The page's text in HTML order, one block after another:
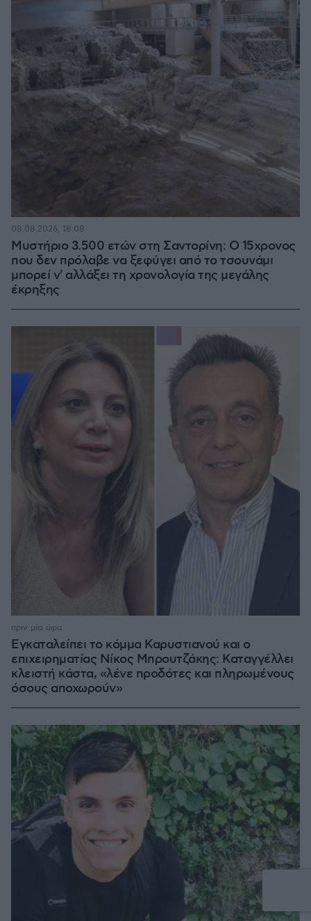
Μυστήριο 3.500 ετών στη Σαντορίνη: Ο 15χρονος
που δεν πρόλαβε να ξεφύγει από το τσουνάμι
μπορεί ν' αλλάξει τη χρονολογία της μεγάλης
έκρηξης
08.08.2026, 18:08
Εγκαταλείπει το κόμμα Καρυστιανού και ο
επιχειρηματίας Νίκος Μπρουτζάκης: Καταγγέλλει
κλειστή κάστα, «λένε προδότες και πληρωμένους
όσους αποχωρούν»
πριν μία ώρα